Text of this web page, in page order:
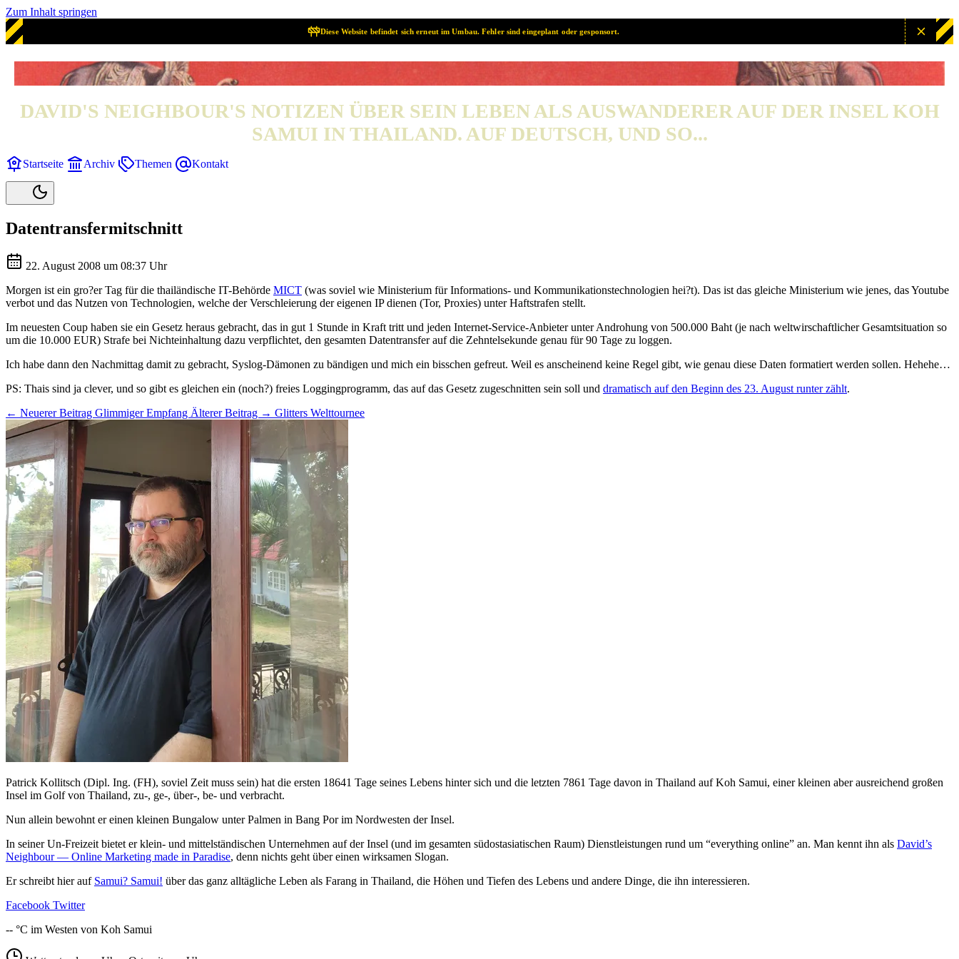
Zum Inhalt springen
Diese Website befindet sich erneut im Umbau. Fehler sind eingeplant oder gesponsort.
SAMUI? SAMUI!
DAVID'S NEIGHBOUR'S NOTIZEN ÜBER SEIN LEBEN ALS AUSWANDERER AUF DER INSEL KOH
SAMUI IN THAILAND. AUF DEUTSCH, UND SO...
Startseite Archiv Themen Kontakt
Datentransfermitschnitt
22. August 2008 um 08:37 Uhr
Morgen ist ein gro?er Tag für die thailändische IT-Behörde MICT (was soviel wie Ministerium für Informations- und Kommunikationstechnologien hei?t). Das ist das gleiche Ministerium wie jenes, das Youtube
verbot und das Nutzen von Technologien, welche der Verschleierung der eigenen IP dienen (Tor, Proxies) unter Haftstrafen stellt.
Im neuesten Coup haben sie ein Gesetz heraus gebracht, das in gut 1 Stunde in Kraft tritt und jeden Internet-Service-Anbieter unter Androhung von 500.000 Baht (je nach weltwirschaftlicher Gesamtsituation so
um die 10.000 EUR) Strafe bei Nichteinhaltung dazu verpflichtet, den gesamten Datentransfer auf die Zehntelsekunde genau für 90 Tage zu loggen.
Ich habe dann den Nachmittag damit zu gebracht, Syslog-Dämonen zu bändigen und mich ein bisschen gefreut. Weil es anscheinend keine Regel gibt, wie genau diese Daten formatiert werden sollen. Hehehe…
PS: Thais sind ja clever, und so gibt es gleichen ein (noch?) freies Loggingprogramm, das auf das Gesetz zugeschnitten sein soll und dramatisch auf den Beginn des 23. August runter zählt.
← Neuerer Beitrag Glimmiger Empfang Älterer Beitrag → Glitters Welttournee
Patrick Kollitsch (Dipl. Ing. (FH), soviel Zeit muss sein) hat die ersten 18641 Tage seines Lebens hinter sich und die letzten 7861 Tage davon in Thailand auf Koh Samui, einer kleinen aber ausreichend großen
Insel im Golf von Thailand, zu-, ge-, über-, be- und verbracht.
Nun allein bewohnt er einen kleinen Bungalow unter Palmen in Bang Por im Nordwesten der Insel.
In seiner Un-Freizeit bietet er klein- und mittelständischen Unternehmen auf der Insel (und im gesamten südostasiatischen Raum) Dienstleistungen rund um “everything online” an. Man kennt ihn als David’s
Neighbour — Online Marketing made in Paradise, denn nichts geht über einen wirksamen Slogan.
Er schreibt hier auf Samui? Samui! über das ganz alltägliche Leben als Farang in Thailand, die Höhen und Tiefen des Lebens und andere Dinge, die ihn interessieren.
Facebook Twitter
--